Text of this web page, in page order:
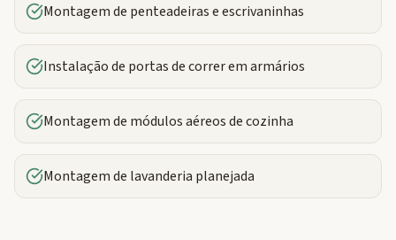
Montagem de penteadeiras e escrivaninhas
Instalação de portas de correr em armários
Montagem de módulos aéreos de cozinha
Montagem de lavanderia planejada